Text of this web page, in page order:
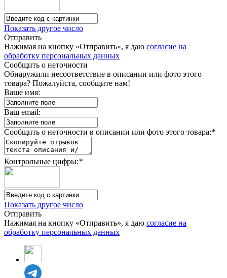
Показать другое число
Отправить
Нажимая на кнопку «Отправить», я даю согласие на
обработку персональных данных
Сообщить о неточности
Обнаружили несоответствие в описании или фото этого
товара? Пожалуйста, сообщите нам!
Ваше имя:
Ваш email:
Сообщить о неточности в описании или фото этого товара:*
Контрольные цифры:*
Показать другое число
Отправить
Нажимая на кнопку «Отправить», я даю согласие на
обработку персональных данных